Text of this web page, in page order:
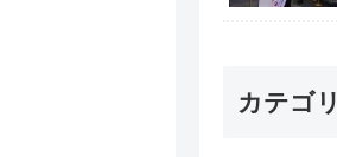
カテゴリ